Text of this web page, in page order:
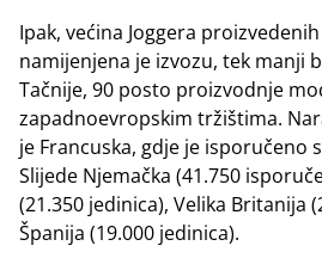
Ipak, većina Joggera
namijenjena je izvozu, tek manji
Tačnije, 90 posto proizvodnje
zapadnoevropskim tržištima.
je Francuska, gdje je isporučeno
Slijede Njemačka (41.750
(21.350 jedinica), Velika Britanija
Španija (19.000 jedinica).